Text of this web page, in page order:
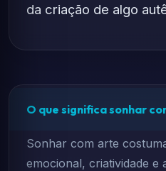
da criação de algo
O que significa sonhar
Sonhar com arte
emocional, criatividade e